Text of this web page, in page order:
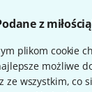
z
plikom cookie
możliwe
ze wszystkim, co